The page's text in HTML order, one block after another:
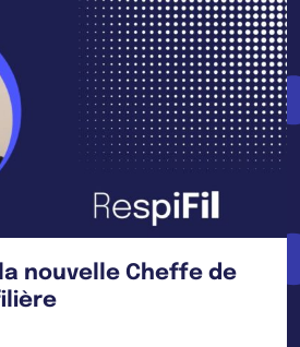
nouvelle Cheffe de